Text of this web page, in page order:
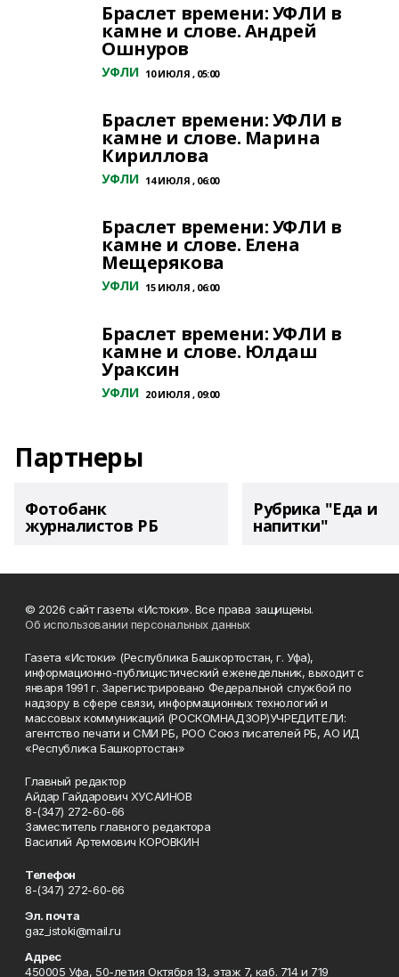
Браслет времени: УФЛИ в
камне и слове. Андрей
Ошнуров
УФЛИ 10 ИЮЛЯ , 05:00
Браслет времени: УФЛИ в
камне и слове. Марина
Кириллова
УФЛИ 14 ИЮЛЯ , 06:00
Браслет времени: УФЛИ в
камне и слове. Елена
Мещерякова
УФЛИ 15 ИЮЛЯ , 06:00
Браслет времени: УФЛИ в
камне и слове. Юлдаш
Ураксин
УФЛИ 20 ИЮЛЯ , 09:00
Партнеры
Фотобанк
журналистов РБ
Рубрика "Еда и
напитки"
© 2026 сайт газеты «Истоки». Все права защищены.
Об использовании персональных данных
Газета «Истоки» (Республика Башкортостан, г. Уфа),
информационно-публицистический еженедельник, выходит с
января 1991 г. Зарегистрировано Федеральной службой по
надзору в сфере связи, информационных технологий и
массовых коммуникаций (РОСКОМНАДЗОР)УЧРЕДИТЕЛИ:
агентство печати и СМИ РБ, РОО Союз писателей РБ, АО ИД
«Республика Башкортостан»
Главный редактор
Айдар Гайдарович ХУСАИНОВ
8-(347) 272-60-66
Заместитель главного редактора
Василий Артемович КОРОВКИН
Телефон
8-(347) 272-60-66
Эл. почта
gaz_istoki@mail.ru
Адрес
450005 Уфа, 50-летия Октября 13, этаж 7, каб. 714 и 719